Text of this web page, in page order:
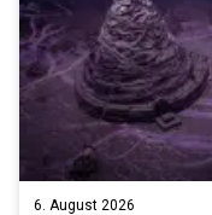
6. August 2026